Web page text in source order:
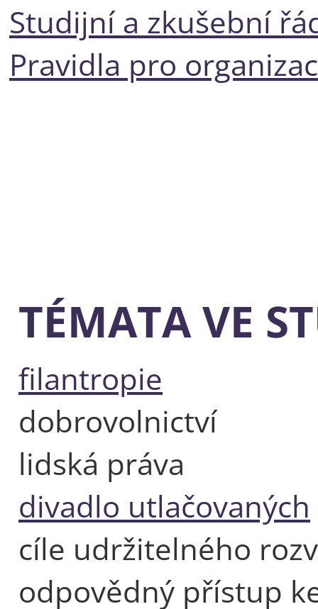
Studijní a zkušební
Pravidla pro
TÉMATA VE
filantropie
dobrovolnictví
lidská práva
divadlo utlačovaných
cíle udržitelného
odpovědný přístup